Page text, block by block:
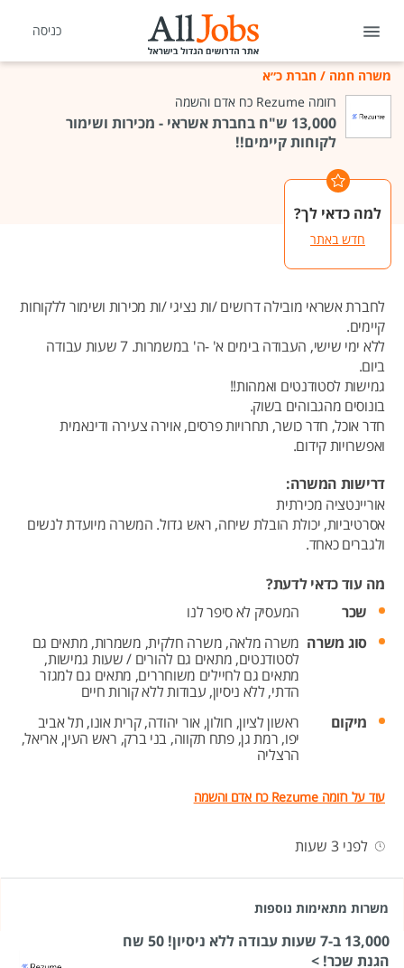
כניסה
משרה חמה / חברת כ״א
רזומה Rezume כח אדם והשמה
13,000 ש"ח בחברת אשראי - מכירות ושימור
לקוחות קיימים!!
למה כדאי לך?
חדש באתר
לחברת אשראי מובילה דרושים /ות נציגי /ות מכירות ושימור ללקוחות
קיימים.
ללא ימי שישי, העבודה בימים א' -ה' במשמרות. 7 שעות עבודה
ביום.
גמישות לסטודנטים ואמהות!!
בונוסים מהגבוהים בשוק.
חדר אוכל, חדר כושר, תחרויות פרסים, אוירה צעירה ודינאמית
ואפשרויות קידום.
דרישות המשרה:
אוריינטציה מכירתית
אסרטיביות, יכולת הובלת שיחה, ראש גדול. המשרה מיועדת לנשים
ולגברים כאחד.
מה עוד כדאי לדעת?
שכר
המעסיק לא סיפר לנו
סוג משרה משרה מלאה, משרה חלקית, משמרות, מתאים גם
לסטודנטים, מתאים גם להורים / שעות גמישות,
מתאים גם לחיילים משוחררים, מתאים גם למגזר
הדתי,ללא ניסיון, עבודות ללא קורות חיים
מיקום
ראשון לציון, חולון,אור יהודה,קרית אונו, תל אביב
יפו, רמת גן,פתח תקווה, בני ברק, ראש העין,אריאל,
הרצליה
עוד על רזומה Rezume כח אדם והשמה
לפני 3 שעות
משרות מתאימות נוספות
13,000 ב-7 שעות עבודה ללא ניסיון! 50 שח
הגנת שכר! >